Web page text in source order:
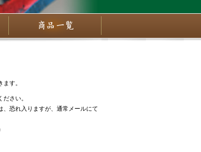
す。
さい。
恐れ入りますが、通常メールにて